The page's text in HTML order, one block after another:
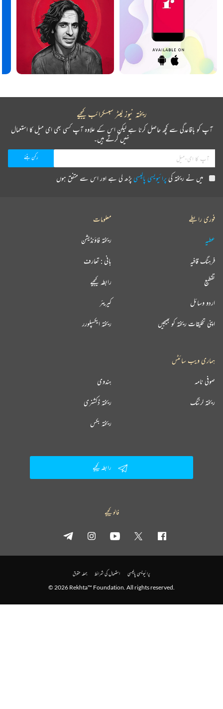
ریختہ نیوز لیٹر سبسکرائب کیجیے
آپ کو باقاعدگی سے کچھ حاصل کرنا ہے لیکن اس کے علاوہ آپ کسی بھی ای میل کا استعمال
نہیں کرتے ہیں۔
میں نے ریختہ کیپرائیویسی پالیسیپڑھ لی ہے اور اس سے متفق ہوں
فوری رابطے
عطیہ
فرہنگ قافیہ
تقطیع
اردو وسائل
اپنی تخلیقات ریختہ کو بھیجیں
معلومات
ریختہ فاؤنڈیشن
بانی : تعارف
رابطہ کیجیے
کیریئر
ریختہ ایکسپلورر
ہماری ویب سائٹس
ہندوی صوفی نامہ
ریختہ ڈکشنری ریختہ لرننگ
ریختہ بکس
رابطہ کیجیے
فالو کیجیے
پرائیویسی پالیسی استعمال کی شرائط جملہ حقوق
© 2026 Rekhta™ Foundation. All rights reserved.